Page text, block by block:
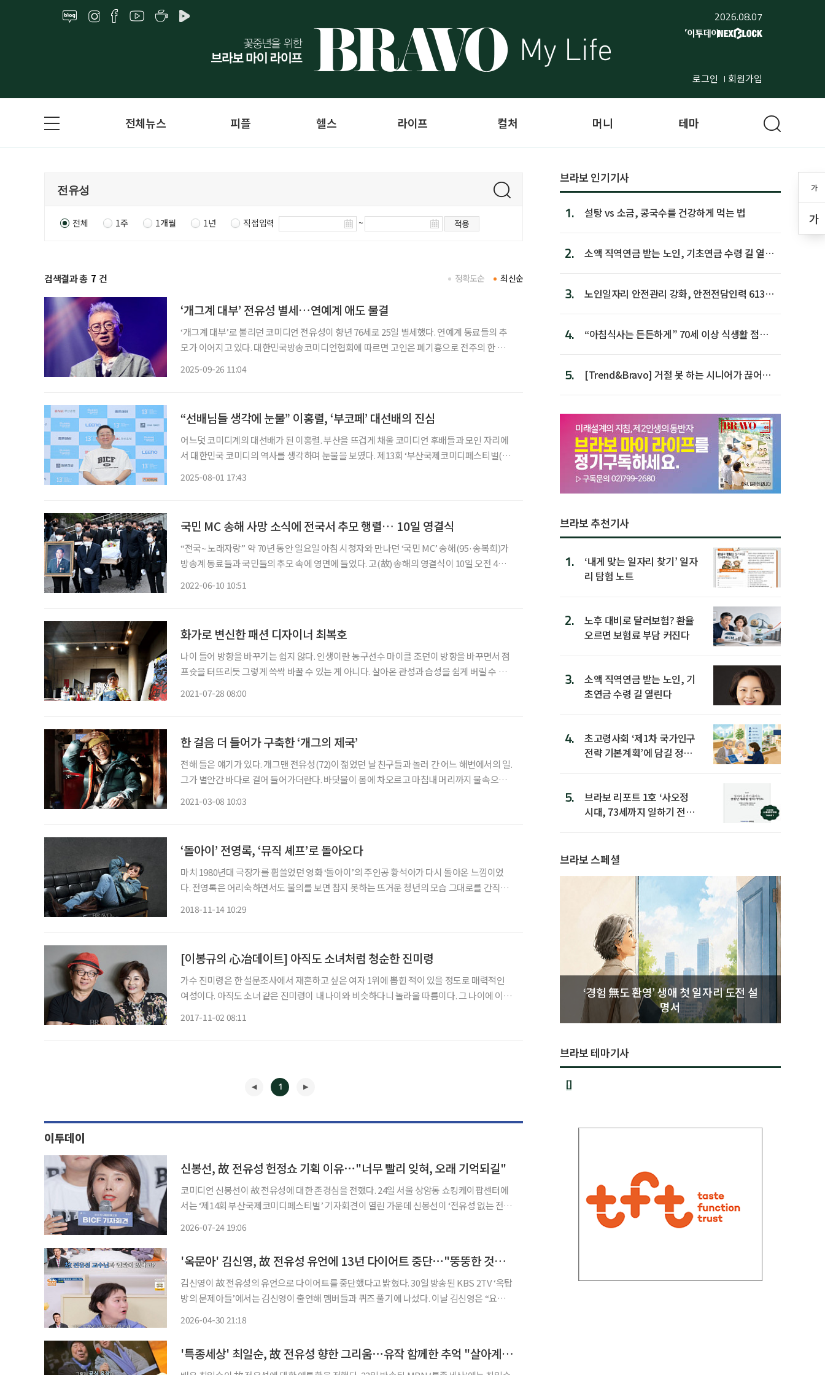
2026.08.07
로그인 회원가입
가
가
전체뉴스 피플 헬스 라이프 컬처 머니 테마
전체 1주 1개월 1년 직접입력 ~ 적용
검색결과 총 7 건 최신순
정확도순
‘개그계 대부’ 전유성 별세…연예계 애도 물결
‘개그계 대부’로 불리던 코미디언 전유성이 향년 76세로 25일 별세했다. 연예계 동료들의 추
모가 이어지고 있다. 대한민국방송코미디언협회에 따르면 고인은 폐기흉으로 전주의 한 종합
2025-09-26 11:04
“선배님들 생각에 눈물” 이홍렬, ‘부코페’ 대선배의 진심
어느덧 코미디계의 대선배가 된 이홍렬. 부산을 뜨겁게 채울 코미디언 후배들과 모인 자리에
서 대한민국 코미디의 역사를 생각하며 눈물을 보였다. 제13회 ‘부산국제코미디페스티벌(이
2025-08-01 17:43
국민 MC 송해 사망 소식에 전국서 추모 행렬… 10일 영결식
“전국~ 노래자랑” 약 70년 동안 일요일 아침 시청자와 만나던 ‘국민 MC’ 송해(95·송복희)가
방송계 동료들과 국민들의 추모 속에 영면에 들었다. 고(故) 송해의 영결식이 10일 오전 4시
2022-06-10 10:51
화가로 변신한 패션 디자이너 최복호
나이 들어 방향을 바꾸기는 쉽지 않다. 인생이란 농구선수 마이클 조던이 방향을 바꾸면서 점
프슛을 터뜨리듯 그렇게 쓱싹 바꿀 수 있는 게 아니다. 살아온 관성과 습성을 쉽게 버릴 수 있
2021-07-28 08:00
한 걸음 더 들어가 구축한 ‘개그의 제국’
전해 들은 얘기가 있다. 개그맨 전유성(72)이 젊었던 날 친구들과 놀러 간 어느 해변에서의 일.
그가 별안간 바다로 걸어 들어가더란다. 바닷물이 몸에 차오르고 마침내 머리까지 물속으로
2021-03-08 10:03
‘돌아이’ 전영록, ‘뮤직 셰프’로 돌아오다
마치 1980년대 극장가를 휩쓸었던 영화 ‘돌아이’의 주인공 황석아가 다시 돌아온 느낌이었
다. 전영록은 어리숙하면서도 불의를 보면 참지 못하는 뜨거운 청년의 모습 그대로를 간직한
2018-11-14 10:29
[이봉규의 心冶데이트] 아직도 소녀처럼 청순한 진미령
가수 진미령은 한 설문조사에서 재혼하고 싶은 여자 1위에 뽑힌 적이 있을 정도로 매력적인
여성이다. 아직도 소녀 같은 진미령이 내 나이와 비슷하다니 놀라울 따름이다. 그 나이에 이토
2017-11-02 08:11
◀
1
▶
이투데이
신봉선, 故 전유성 헌정쇼 기획 이유⋯"너무 빨리 잊혀, 오래 기억되길"
코미디언 신봉선이 故 전유성에 대한 존경심을 전했다. 24일 서울 상암동 쇼킹케이팝센터에
서는 ‘제14회 부산국제코미디페스티벌’ 기자회견이 열린 가운데 신봉선이 ‘전유성 없는 전유
2026-07-24 19:06
'옥문아' 김신영, 故 전유성 유언에 13년 다이어트 중단⋯"뚱뚱한 것도 나, 쫓기지 않을 것"
김신영이 故 전유성의 유언으로 다이어트를 중단했다고 밝혔다. 30일 방송된 KBS 2TV ‘옥탑
방의 문제아들’에서는 김신영이 출연해 멤버들과 퀴즈 풀기에 나섰다. 이날 김신영은 “요요가
2026-04-30 21:18
'특종세상' 최일순, 故 전유성 향한 그리움⋯유작 함께한 추억 "살아계신 것 같아"
브라보 인기기사
1. 설탕 vs 소금, 콩국수를 건강하게 먹는 법
2.
소액 직역연금 받는 노인, 기초연금 수령 길 열린
3.
노인일자리 안전관리 강화, 안전전담인력 613명
4.
“아침식사는 든든하게” 70세 이상 식생활 점수
5.
[Trend&Bravo] 거절 못 하는 시니어가 끊어야
브라보 추천기사
1.
‘내게 맞는 일자리 찾기’ 일자
리 탐험 노트
2.
노후 대비로 달러보험? 환율
오르면 보험료 부담 커진다
3.
소액 직역연금 받는 노인, 기
초연금 수령 길 열린다
4.
초고령사회 ‘제1차 국가인구
전략 기본계획’에 담길 정책
5.
브라보 리포트 1호 ‘사오정
시대, 73세까지 일하기 전략’
브라보 스페셜
‘경험 無도 환영’ 생애 첫 일자리 도전 설
명서
브라보 테마기사
[]